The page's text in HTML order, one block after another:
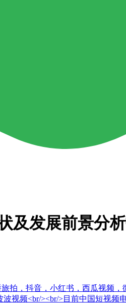
及发展前景分
拍，抖音，小红书，西瓜视频
视频<br/><br/>目前中国短视